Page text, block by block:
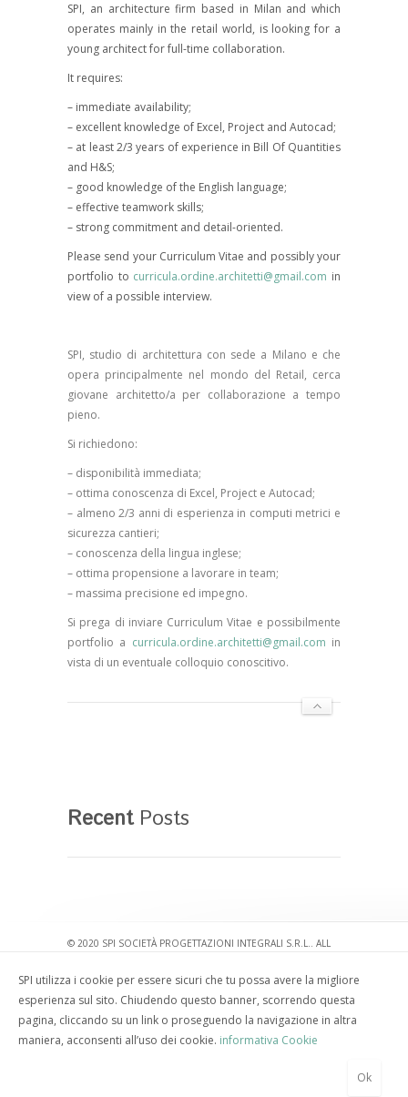
SPI, an architecture firm based in Milan and which
operates mainly in the retail world, is looking for a
young architect for full-time collaboration.
It requires:
– immediate availability;
– excellent knowledge of Excel, Project and Autocad;
– at least 2/3 years of experience in Bill Of Quantities
and H&S;
– good knowledge of the English language;
– effective teamwork skills;
– strong commitment and detail-oriented.
Please send your Curriculum Vitae and possibly your
portfolio to curricula.ordine.architetti@gmail.com in
view of a possible interview.
SPI, studio di architettura con sede a Milano e che
opera principalmente nel mondo del Retail, cerca
giovane architetto/a per collaborazione a tempo
pieno.
Si richiedono:
– disponibilità immediata;
– ottima conoscenza di Excel, Project e Autocad;
– almeno 2/3 anni di esperienza in computi metrici e
sicurezza cantieri;
– conoscenza della lingua inglese;
– ottima propensione a lavorare in team;
– massima precisione ed impegno.
Si prega di inviare Curriculum Vitae e possibilmente
portfolio a curricula.ordine.architetti@gmail.com in
vista di un eventuale colloquio conoscitivo.
RecentPosts
© 2020 SPI SOCIETÀ PROGETTAZIONI INTEGRALI S.R.L.. ALL
IT.COM
VIA MAURIZIO QUADRIO, 18 - 20154 MILAN (ITALY) | VAT
04608880151 -COOKIE POLICY-PRIVACY POLICY- GRAPHIC
BYARTWORK TM.
SPI utilizza i cookie per essere sicuri che tu possa avere la migliore
esperienza sul sito. Chiudendo questo banner, scorrendo questa
pagina, cliccando su un link o proseguendo la navigazione in altra
maniera, acconsenti all’uso dei cookie. informativa Cookie
Ok